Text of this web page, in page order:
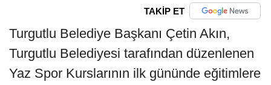
TAKİP ET
Turgutlu Belediye Başkanı Çetin Akın,
Turgutlu Belediyesi tarafından düzenlenen
Yaz Spor Kurslarının ilk gününde eğitimlere